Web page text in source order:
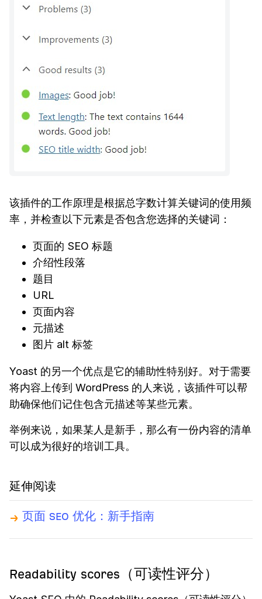
该插件的工作原理是根据总字数计算关键词的使用频
率，并检查以下元素是否包含您选择的关键词：
页面的 SEO 标题
介绍性段落
题目
URL
页面内容
元描述
图片 alt 标签
Yoast 的另一个优点是它的辅助性特别好。对于需要
将内容上传到 WordPress 的人来说，该插件可以帮
助确保他们记住包含元描述等某些元素。
举例来说，如果某人是新手，那么有一份内容的清单
可以成为很好的培训工具。
延伸阅读
页面 SEO 优化：新手指南
Readability scores（可读性评分）